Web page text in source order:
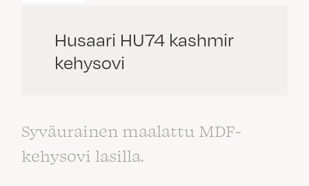
Husaari HU74 kashmir
kehysovi
Syväurainen maalattu MDF-
kehysovi lasilla.